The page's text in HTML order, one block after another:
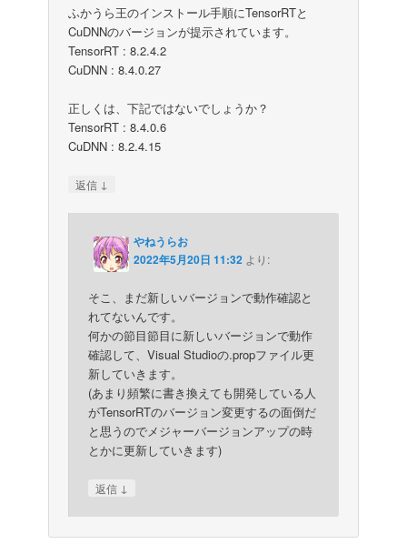
ふかうら王のインストール手順にTensorRTと
CuDNNのバージョンが提示されています。
TensorRT : 8.2.4.2
CuDNN : 8.4.0.27
正しくは、下記ではないでしょうか？
TensorRT : 8.4.0.6
CuDNN : 8.2.4.15
返信 ↓
やねうらお
2022年5月20日 11:32 より:
そこ、まだ新しいバージョンで動作確認と
れてないんです。
何かの節目節目に新しいバージョンで動作
確認して、Visual Studioの.propファイル更
新していきます。
(あまり頻繁に書き換えても開発している人
がTensorRTのバージョン変更するの面倒だ
と思うのでメジャーバージョンアップの時
とかに更新していきます)
返信 ↓